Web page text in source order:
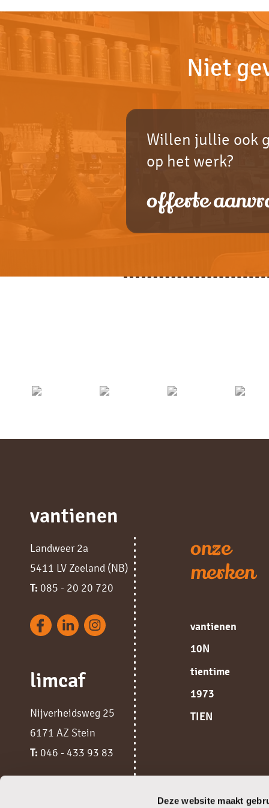
Deze website maakt
Niet
Willen jullie ook
op het werk?
offerte
vantienen
Landweer 2a
5411 LV Zeeland (NB)
T: 085 - 20 20 720
limcaf
Nijverheidsweg 25
6171 AZ Stein
T: 046 - 433 93 83
onze
merken
vantienen
10N
tientime
1973
TIEN